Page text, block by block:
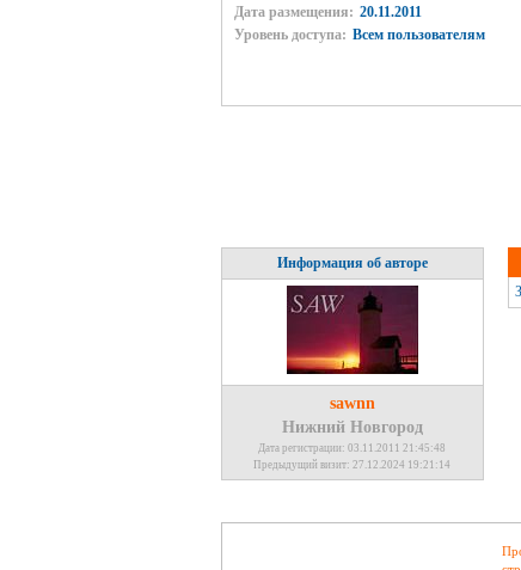
Дата размещения: 20.11.2011
Уровень доступа: Всем пользователям
Информация об авторе
sawnn
Нижний Новгород
Дата регистрации: 03.11.2011 21:45:48
Предыдущий визит: 27.12.2024 19:21:14